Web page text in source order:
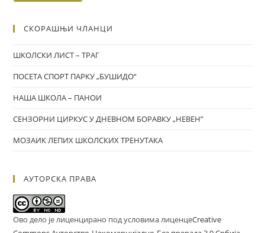
СКОРАШЊИ ЧЛАНЦИ
ШКОЛСКИ ЛИСТ – ТРАГ
ПОСЕТА СПОРТ ПАРКУ „БУШИДО“
НАША ШКОЛА – ПАНОИ
СЕНЗОРНИ ЦИРКУС У ДНЕВНОМ БОРАВКУ „НЕВЕН”
МОЗАИК ЛЕПИХ ШКОЛСКИХ ТРЕНУТАКА
АУТОРСКА ПРАВА
Ово дело је лиценцирано под условима лиценцеCreative